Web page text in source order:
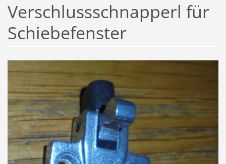
Verschlussschnapperl für
Schiebefenster